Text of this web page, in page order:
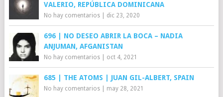
VALERIO, REPÚBLICA DOMINICANA
No hay comentarios| dic 23, 2020
696 | NO DESEO ABRIR LA BOCA – NADIA
ANJUMAN, AFGANISTAN
No hay comentarios| oct 4, 2021
685 | THE ATOMS | JUAN GIL-ALBERT, SPAIN
No hay comentarios| may 28, 2021